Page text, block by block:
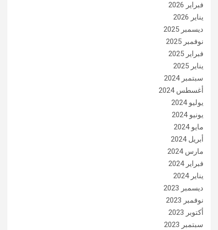
فبراير 2026
يناير 2026
ديسمبر 2025
نوفمبر 2025
فبراير 2025
يناير 2025
سبتمبر 2024
أغسطس 2024
يوليو 2024
يونيو 2024
مايو 2024
أبريل 2024
مارس 2024
فبراير 2024
يناير 2024
ديسمبر 2023
نوفمبر 2023
أكتوبر 2023
سبتمبر 2023